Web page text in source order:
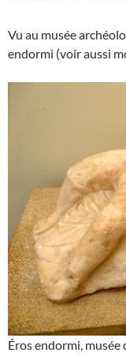
Vu au musée
endormi (voir aussi
Éros endormi,